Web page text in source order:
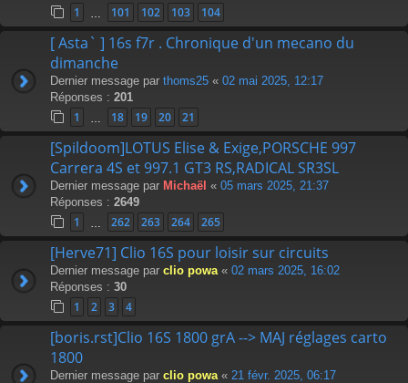
1 101 102 103 104
[ Asta` ] 16s f7r . Chronique d'un mecano du
dimanche
Dernier message par thoms25 « 02 mai 2025, 12:17
Réponses : 201
1 18 19 20 21
[Spildoom]LOTUS Elise & Exige,PORSCHE 997
Carrera 4S et 997.1 GT3 RS,RADICAL SR3SL
Dernier message par Michaël « 05 mars 2025, 21:37
Réponses : 2649
1 262 263 264 265
[Herve71] Clio 16S pour loisir sur circuits
Dernier message par clio powa « 02 mars 2025, 16:02
Réponses : 30
1 2 3 4
[boris.rst]Clio 16S 1800 grA --> MAJ réglages carto
1800
Dernier message par clio powa « 21 févr. 2025, 06:17